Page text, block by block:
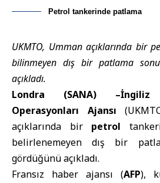
Petrol tankerinde patlama
UKMTO, Umman açıklarında bir
bilinmeyen dış bir patlama
açıkladı.
Londra (SANA) –
Operasyonları Ajansı
açıklarında bir petrol
belirlenemeyen dış bir
gördüğünü açıkladı.
Fransız haber ajansı (AFP),